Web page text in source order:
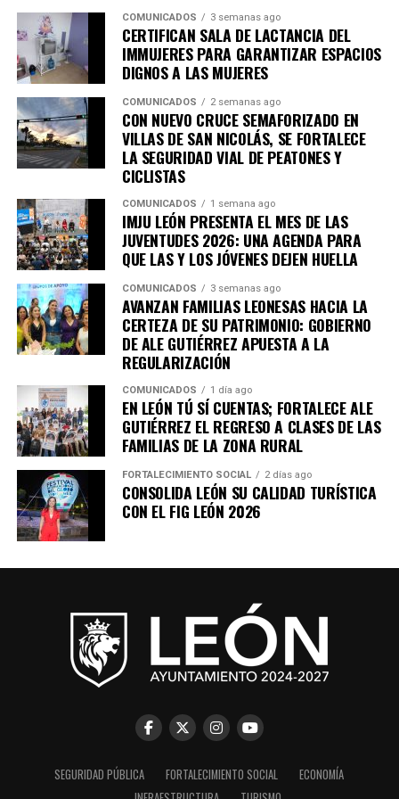
familias.
COMUNICADOS 3 semanas ago
CERTIFICAN SALA DE LACTANCIA DEL
IMMUJERES PARA GARANTIZAR ESPACIOS
DIGNOS A LAS MUJERES
COMUNICADOS 2 semanas ago
CON NUEVO CRUCE SEMAFORIZADO EN
VILLAS DE SAN NICOLÁS, SE FORTALECE
LA SEGURIDAD VIAL DE PEATONES Y
CICLISTAS
COMUNICADOS 1 semana ago
IMJU LEÓN PRESENTA EL MES DE LAS
JUVENTUDES 2026: UNA AGENDA PARA
QUE LAS Y LOS JÓVENES DEJEN HUELLA
COMUNICADOS 3 semanas ago
AVANZAN FAMILIAS LEONESAS HACIA LA
CERTEZA DE SU PATRIMONIO: GOBIERNO
DE ALE GUTIÉRREZ APUESTA A LA
REGULARIZACIÓN
COMUNICADOS 1 día ago
EN LEÓN TÚ SÍ CUENTAS; FORTALECE ALE
GUTIÉRREZ EL REGRESO A CLASES DE LAS
FAMILIAS DE LA ZONA RURAL
FORTALECIMIENTO SOCIAL 2 días ago
CONSOLIDA LEÓN SU CALIDAD TURÍSTICA
CON EL FIG LEÓN 2026
SEGURIDAD PÚBLICA FORTALECIMIENTO SOCIAL
ECONOMÍA